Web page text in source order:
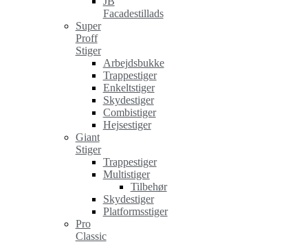
Facadestillads
Super
Proff
Stiger
Arbejdsbukke
Trappestiger
Enkeltstiger
Skydestiger
Combistiger
Hejsestiger
Giant
Stiger
Trappestiger
Multistiger
Tilbehør
Skydestiger
Platformsstiger
Pro
Classic